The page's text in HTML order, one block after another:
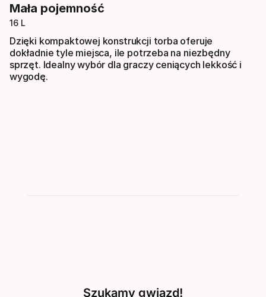
Mała pojemność
16 L
Dzięki kompaktowej konstrukcji torba oferuje
dokładnie tyle miejsca, ile potrzeba na niezbędny
sprzęt. Idealny wybór dla graczy ceniących lekkość i
wygodę.
Szukamy gwiazd!